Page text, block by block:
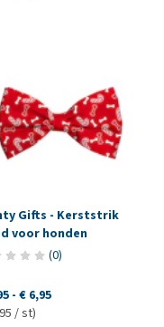
Gifts - Kerststrik
voor honden
(0)
- € 6,95
/ st)